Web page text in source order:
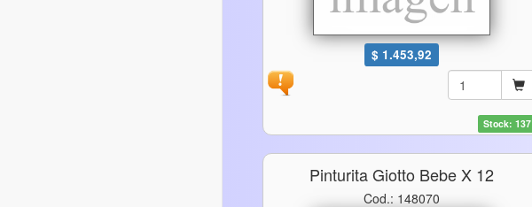
$ 1.453,92
Stock: 137
Pinturita Giotto Bebe X 12
Cod.: 148070